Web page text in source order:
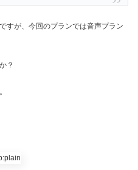
すが、今回のプランでは音声プラン
？